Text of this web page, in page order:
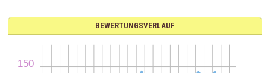
BEWERTUNGSVERLAUF